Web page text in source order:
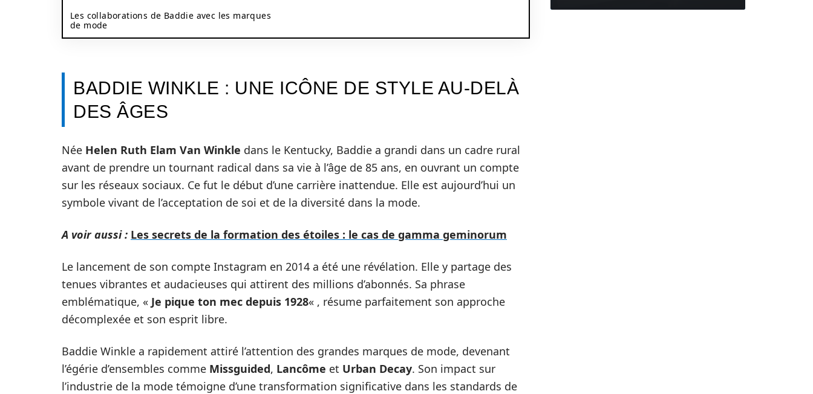
Les collaborations de Baddie avec les marques
de mode
BADDIE WINKLE : UNE ICÔNE DE STYLE AU-DELÀ
DES ÂGES
Née Helen Ruth Elam Van Winkle dans le Kentucky, Baddie a grandi dans un cadre rural
avant de prendre un tournant radical dans sa vie à l’âge de 85 ans, en ouvrant un compte
sur les réseaux sociaux. Ce fut le début d’une carrière inattendue. Elle est aujourd’hui un
symbole vivant de l’acceptation de soi et de la diversité dans la mode.
A voir aussi : Les secrets de la formation des étoiles : le cas de gamma geminorum
Le lancement de son compte Instagram en 2014 a été une révélation. Elle y partage des
tenues vibrantes et audacieuses qui attirent des millions d’abonnés. Sa phrase
emblématique, « Je pique ton mec depuis 1928« , résume parfaitement son approche
décomplexée et son esprit libre.
Baddie Winkle a rapidement attiré l’attention des grandes marques de mode, devenant
l’égérie d’ensembles comme Missguided, Lancôme et Urban Decay. Son impact sur
l’industrie de la mode témoigne d’une transformation significative dans les standards de